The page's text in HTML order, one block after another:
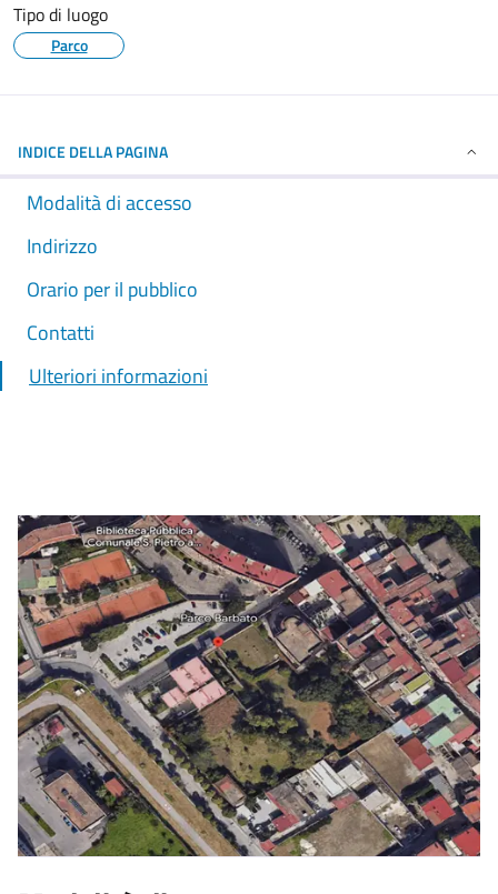
Tipo di luogo
Parco
INDICE DELLA PAGINA
Modalità di accesso
Indirizzo
Orario per il pubblico
Contatti
Ulteriori informazioni